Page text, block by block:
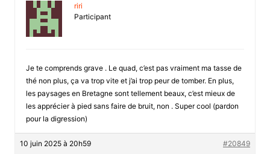
riri
Participant
Je te comprends grave . Le quad, c’est pas vraiment ma tasse de
thé non plus, ça va trop vite et j’ai trop peur de tomber. En plus,
les paysages en Bretagne sont tellement beaux, c’est mieux de
les apprécier à pied sans faire de bruit, non . Super cool (pardon
pour la digression)
10 juin 2025 à 20h59 #20849